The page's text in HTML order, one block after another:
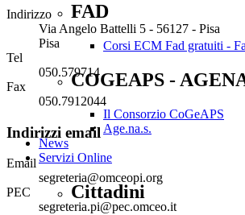
FAD
Corsi ECM Fad gratuiti -
COGEAPS -
Il Consorzio CoGeAPS
Age.na.s.
News
Servizi Online
Cittadini
Indirizzo
Via Angelo Battelli 5 - 56127 - Pisa
Pisa
Tel
050.579714
Fax
050.7912044
Indirizzi email
Email
segreteria@omceopi.org
PEC
segreteria.pi@pec.omceo.it